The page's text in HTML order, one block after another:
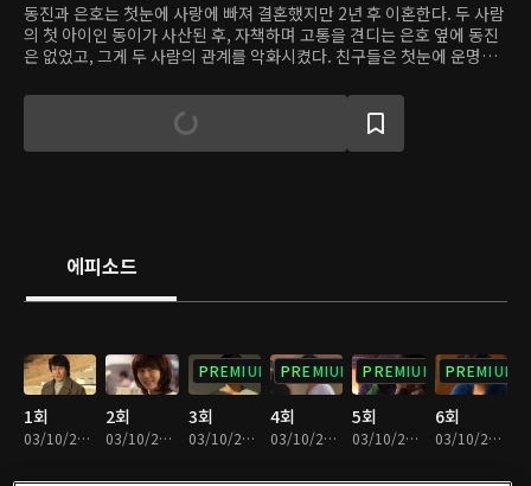
동진과 은호는 첫눈에 사랑에 빠져 결혼했지만 2년 후 이혼한다. 두 사람
의 첫 아이인 동이가 사산된 후, 자책하며 고통을 견디는 은호 옆에 동진
은 없었고, 그게 두 사람의 관계를 악화시켰다. 친구들은 첫눈에 운명인
감정이 남아 있지만 재결합할 기회는 매번 놓친 채 전 남편이, 전 아내가
누군가를 만나고 헤어지는 과정을 모두 지켜본다. 과연 두 사람은 다시
에피소드
1회
03/10/2023 • 1시간 1분
2회
03/10/2023 • 1시간
PREMIUM
3회
03/10/2023 • 1시간 10분
PREMIUM
4회
03/10/2023 • 1시간 9분
PREMIUM
5회
03/10/2023 • 1시간 1분
PREMIUM
6회
03/10/2023 • 1시간